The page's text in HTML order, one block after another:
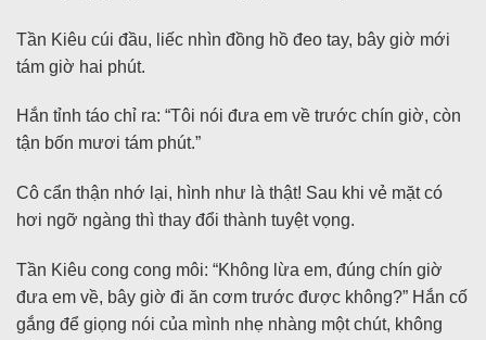
Tần Kiêu cúi đầu, liếc nhìn đồng hồ đeo tay, bây giờ mới
tám giờ hai phút.
Hắn tỉnh táo chỉ ra: “Tôi nói đưa em về trước chín giờ, còn
tận bốn mươi tám phút.”
Cô cẩn thận nhớ lại, hình như là thật! Sau khi vẻ mặt có
hơi ngỡ ngàng thì thay đổi thành tuyệt vọng.
Tần Kiêu cong cong môi: “Không lừa em, đúng chín giờ
đưa em về, bây giờ đi ăn cơm trước được không?” Hắn cố
gắng để giọng nói của mình nhẹ nhàng một chút, không